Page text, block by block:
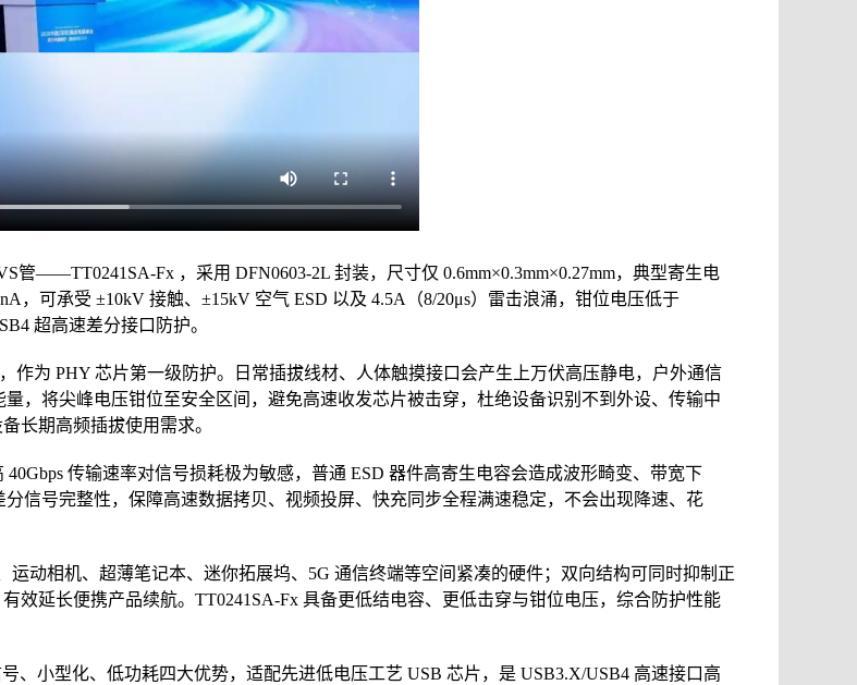
管——TT0241SA-Fx ，采用 DFN0603-2L 封装，尺寸仅 0.6mm×0.3mm×0.27mm，典型寄生电
，可承受 ±10kV 接触、±15kV 空气 ESD 以及 4.5A（8/20μs）雷击浪涌，钳位电压低于
超高速差分接口防护。
作为 PHY 芯片第一级防护。日常插拔线材、人体触摸接口会产生上万伏高压静电，户外通信
，将尖峰电压钳位至安全区间，避免高速收发芯片被击穿，杜绝设备识别不到外设、传输中
长期高频插拔使用需求。
传输速率对信号损耗极为敏感，普通 ESD 器件高寄生电容会造成波形畸变、带宽下
信号完整性，保障高速数据拷贝、视频投屏、快充同步全程满速稳定，不会出现降速、花
运动相机、超薄笔记本、迷你拓展坞、5G 通信终端等空间紧凑的硬件；双向结构可同时抑制正
效延长便携产品续航。TT0241SA-Fx 具备更低结电容、更低击穿与钳位电压，综合防护性能
、小型化、低功耗四大优势，适配先进低电压工艺 USB 芯片，是 USB3.X/USB4 高速接口高